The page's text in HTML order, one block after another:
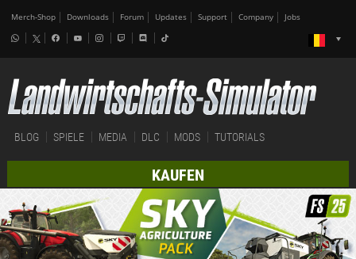
Merch-Shop Downloads Forum Updates Support Company Jobs
BLOG SPIELE MEDIA DLC MODS TUTORIALS
KAUFEN